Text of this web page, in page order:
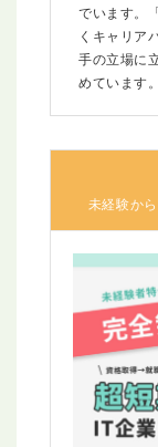
でいます。
くキャリア
手の立場に
めています。
未経験か